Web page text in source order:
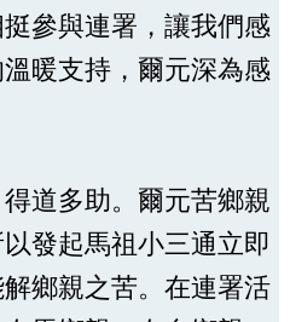
參與連署，讓我們感
暖支持，爾元深為感
道多助。爾元苦鄉親
發起馬祖小三通立即
鄉親之苦。在連署活